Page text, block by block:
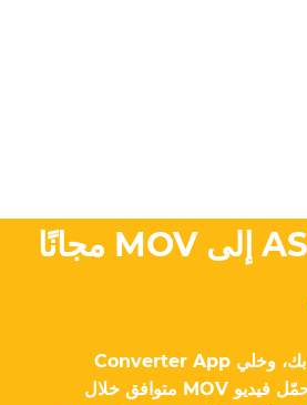
حوّل فيديو ASF إلى MOV مجانًا
حمّل ملف ASF الخاص بك، وخلي Converter App
يعالجه في السحابة، ثم حمّل فيديو MOV متوافق خلال